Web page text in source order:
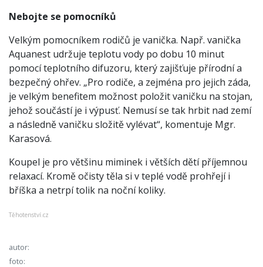
Nebojte se pomocníků
Velkým pomocníkem rodičů je vanička. Např. vanička
Aquanest udržuje teplotu vody po dobu 10 minut
pomocí teplotního difuzoru, který zajišťuje přírodní a
bezpečný ohřev. „Pro rodiče, a zejména pro jejich záda,
je velkým benefitem možnost položit vaničku na stojan,
jehož součástí je i výpusť. Nemusí se tak hrbit nad zemí
a následně vaničku složitě vylévat“, komentuje Mgr.
Karasová.
Koupel je pro většinu miminek i větších dětí příjemnou
relaxací. Kromě očisty těla si v teplé vodě prohřejí i
bříška a netrpí tolik na noční koliky.
Těhotenství.cz
autor:
foto: